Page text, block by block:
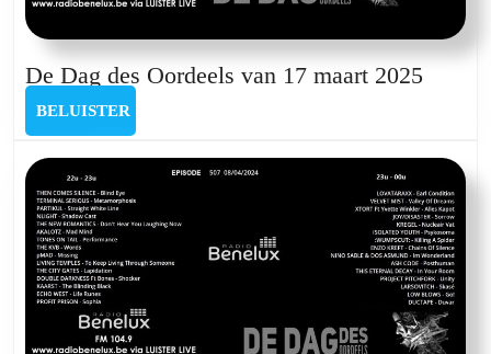
De Dag des Oordeels van 17 maart 2025De
van
17
maart
2025
BELUISTER